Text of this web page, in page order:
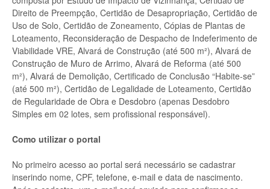
Direito de Preempção, Certidão de Desapropriação, Certidão de
Uso de Solo, Certidão de Zoneamento, Cópias de Plantas de
Loteamento, Reconsideração de Despacho de Indeferimento de
Viabilidade VRE, Alvará de Construção (até 500 m²), Alvará de
Construção de Muro de Arrimo, Alvará de Reforma (até 500
m²), Alvará de Demolição, Certificado de Conclusão “Habite-se”
(até 500 m²), Certidão de Legalidade de Loteamento, Certidão
de Regularidade de Obra e Desdobro (apenas Desdobro
Simples em 02 lotes, sem profissional responsável).
Como utilizar o portal
No primeiro acesso ao portal será necessário se cadastrar
inserindo nome, CPF, telefone, e-mail e data de nascimento.